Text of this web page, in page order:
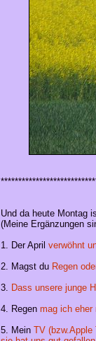
Und da heute Montag
(Meine Ergänzungen
1. Der April verwöhnt
2. Magst du Regen
3. Dass unsere junge
4. Regen mag ich eher
5. Mein TV (bzw.Apple